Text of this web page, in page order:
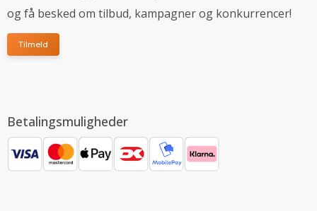
og få besked om tilbud, kampagner og konkurrencer!
Tilmeld
Betalingsmuligheder